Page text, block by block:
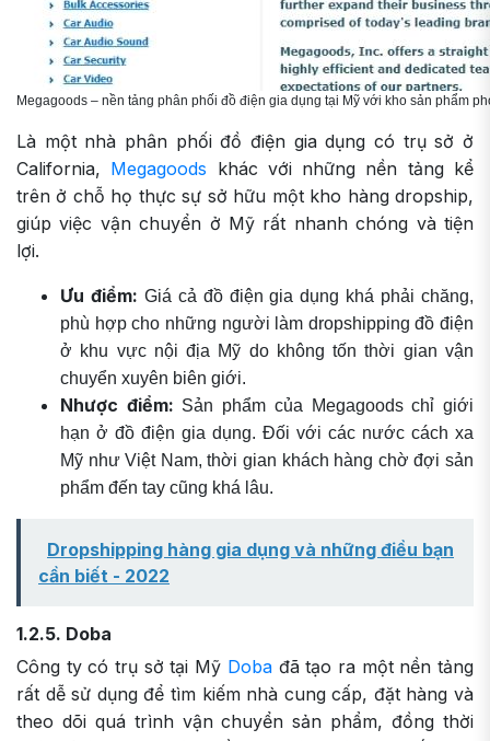
Megagoods – nền tảng phân phối đồ điện gia dụng tại Mỹ với kho sản phẩm
Là một nhà phân phối đồ điện gia dụng có trụ sở ở
California, Megagoods khác với những nền tảng kể
trên ở chỗ họ thực sự sở hữu một kho hàng dropship,
giúp việc vận chuyển ở Mỹ rất nhanh chóng và tiện
lợi.
Ưu điểm: Giá cả đồ điện gia dụng khá phải chăng,
phù hợp cho những người làm dropshipping đồ điện
ở khu vực nội địa Mỹ do không tốn thời gian vận
chuyển xuyên biên giới.
Nhược điểm: Sản phẩm của Megagoods chỉ giới
hạn ở đồ điện gia dụng. Đối với các nước cách xa
Mỹ như Việt Nam, thời gian khách hàng chờ đợi sản
phẩm đến tay cũng khá lâu.
Dropshipping hàng gia dụng và những điều bạn
cần biết - 2022
1.2.5. Doba
Công ty có trụ sở tại Mỹ Dobađã tạo ra một nền tảng
rất dễ sử dụng để tìm kiếm nhà cung cấp, đặt hàng và
theo dõi quá trình vận chuyển sản phẩm, đồng thời